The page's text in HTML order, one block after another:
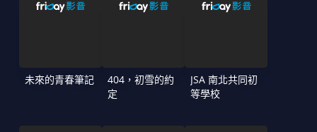
未來的青春筆記
404，初雪的約
定
JSA 南北共同初
等學校